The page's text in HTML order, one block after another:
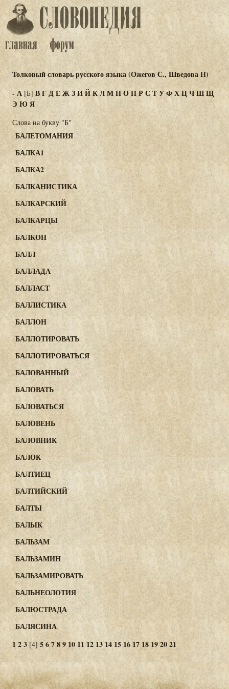
Толковый словарь русского языка (Ожегов С., Шведова Н)
-А [Б]ВГДЕЖЗИЙКЛМНОПРС ТУФХЦЧШЩ
Э Ю Я
Слова на букву "Б"
БАЛЕТОМАНИЯ
БАЛКА1
БАЛКА2
БАЛКАНИСТИКА
БАЛКАРСКИЙ
БАЛКАРЦЫ
БАЛКОН
БАЛЛ
БАЛЛАДА
БАЛЛАСТ
БАЛЛИСТИКА
БАЛЛОН
БАЛЛОТИРОВАТЬ
БАЛЛОТИРОВАТЬСЯ
БАЛОВАННЫЙ
БАЛОВАТЬ
БАЛОВАТЬСЯ
БАЛОВЕНЬ
БАЛОВНИК
БАЛОК
БАЛТИЕЦ
БАЛТИЙСКИЙ
БАЛТЫ
БАЛЫК
БАЛЬЗАМ
БАЛЬЗАМИН
БАЛЬЗАМИРОВАТЬ
БАЛЬНЕОЛОТИЯ
БАЛЮСТРАДА
БАЛЯСИНА
123 [4] 56789 10 1112 1314 1516 17 18192021